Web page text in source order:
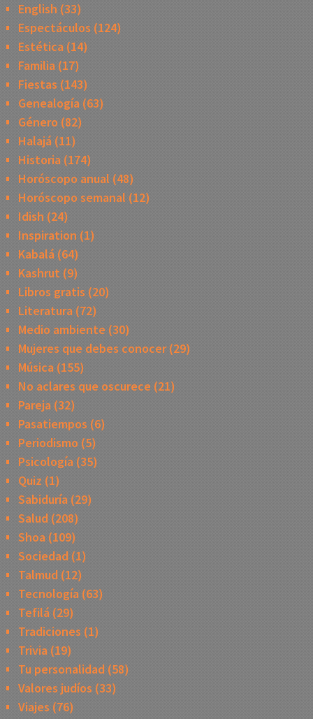
English (33)
Espectáculos (124)
Estética(14)
Familia(17)
Fiestas (143)
Genealogía(63)
Género (82)
Halajá(11)
Historia(174)
Horóscopo anual (48)
Horóscopo semanal (12)
Idish (24)
Inspiration (1)
Kabalá(64)
Kashrut (9)
Libros gratis (20)
Literatura(72)
Medio ambiente (30)
Mujeres que debes conocer(29)
Música(155)
No aclares que oscurece (21)
Pareja(32)
Pasatiempos (6)
Periodismo (5)
Psicología(35)
Quiz (1)
Sabiduría(29)
Salud (208)
Shoa(109)
Sociedad(1)
Talmud (12)
Tecnología(63)
Tefilá(29)
Tradiciones (1)
Trivia(19)
Tu personalidad(58)
Valores judíos (33)
Viajes (76)